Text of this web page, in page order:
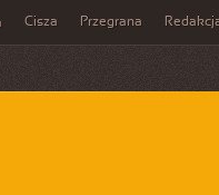
Cisza Przegrana